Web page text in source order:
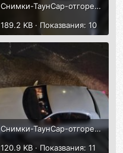
Снимки-ТаунСар-отгоре-5септ2025-7.jpg
189.2 KB · Показвания: 10
Снимки-ТаунСар-отгоре-5септ2025-5.jpg
120.9 KB · Показвания: 11